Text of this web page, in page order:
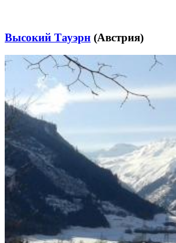
Высокий Тауэрн (Австрия)